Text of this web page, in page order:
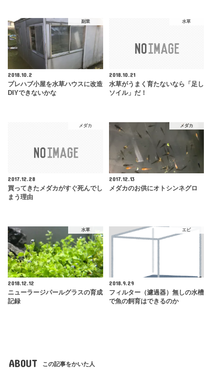
副業
2018.10.2
プレハブ小屋を水草ハウスに改造
DIYできないかな
水草
2018.10.21
水草がうまく育たないなら「足し
ソイル」だ！
メダカ
2017.12.28
買ってきたメダカがすぐ死んでし
まう理由
メダカ
2017.12.13
メダカのお供にオトシンネグロ
水草
2018.12.12
ニューラージパールグラスの育成
記録
エビ
2018.9.29
フィルター（濾過器）無しの水槽
で魚の飼育はできるのか
ABOUT この記事をかいた人